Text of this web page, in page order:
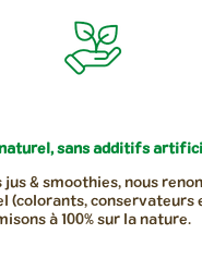
naturel, sans additifs
jus & smoothies, nous
conservateurs
à 100% sur la nature.